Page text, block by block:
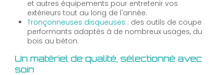
et autres équipements pour entretenir vos
extérieurs tout au long de l'année.
Tronçonneuses disqueuses : des outils de coupe
performants adaptés à de nombreux usages, du
bois au béton.
Un matériel de qualité, sélectionné avec
soin